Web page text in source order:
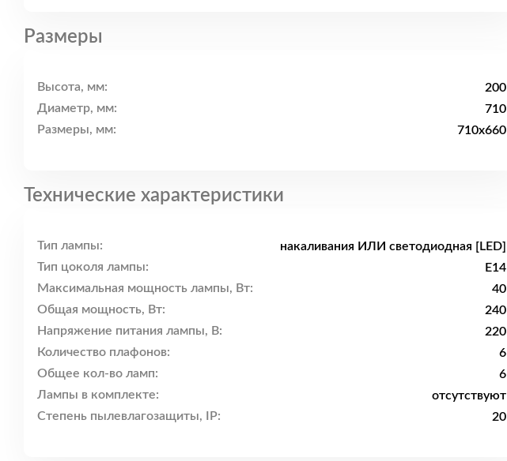
Размеры
Высота, мм:
200
Диаметр, мм:
710
Размеры, мм:
710x660
Технические характеристики
Тип лампы:
накаливания ИЛИ светодиодная [LED]
Тип цоколя лампы:
E14
Максимальная мощность лампы, Вт:
40
Общая мощность, Вт:
240
Напряжение питания лампы, В:
220
Количество плафонов:
6
Общее кол-во ламп:
6
Лампы в комплекте:
отсутствуют
Степень пылевлагозащиты, IP:
20